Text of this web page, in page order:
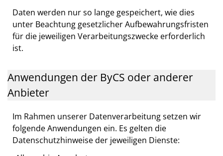
Daten werden nur so lange gespeichert, wie dies
unter Beachtung gesetzlicher Aufbewahrungsfristen
für die jeweiligen Verarbeitungszwecke erforderlich
ist.
Anwendungen der ByCS oder anderer
Anbieter
Im Rahmen unserer Datenverarbeitung setzen wir
folgende Anwendungen ein. Es gelten die
Datenschutzhinweise der jeweiligen Dienste: